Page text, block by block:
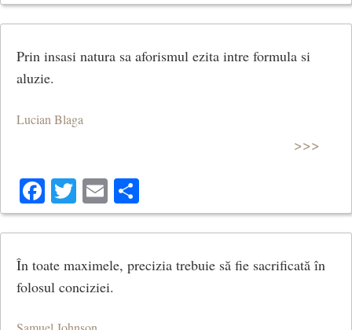
Prin insasi natura sa aforismul ezita intre formula si
aluzie.
Lucian Blaga
>>>
Facebook
Twitter
Email
În toate maximele, precizia trebuie să fie sacrificată în
folosul conciziei.